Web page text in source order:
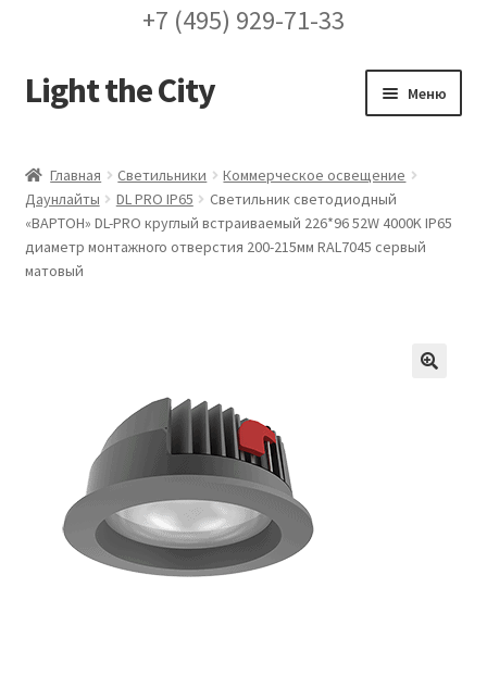
+7 (495) 929-71-33
Перейти
к
Перейти
к
Light the City Меню
FAQ про кронштейны
Бренды
Заказ проекта освещения
Контакты
Корзина
Главная Светильники
Коммерческое освещение
Даунлайты
DL PRO IP65
Светильник светодиодный
«ВАРТОН» DL-PRO круглый встраиваемый 226*96 52W 4000K IP65
диаметр монтажного отверстия 200-215мм RAL7045 сервый
матовый